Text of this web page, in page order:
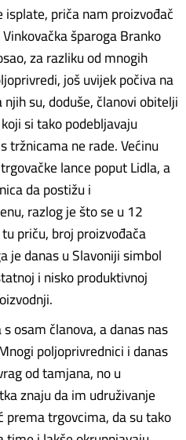
priča nam proizvođač
šparoga Branko
za razliku od mnogih
još uvijek počiva na
su, doduše, članovi obitelji
si tako podebljavaju
tržnicama ne rade. Većinu
lance poput Lidla, a
da postižu i
razlog je što se u 12
priču, broj proizvođača
je danas u Slavoniji simbol
i nisko produktivnoj
osam članova, a danas nas
poljoprivrednici i danas
od tamjana, no u
znaju da im udruživanje
prema trgovcima, da su tako